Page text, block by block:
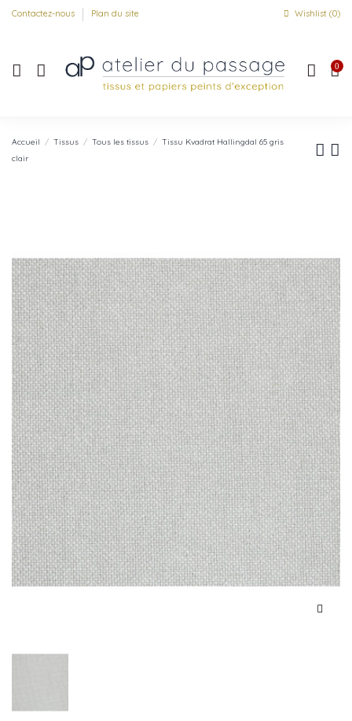
Contactez-nous Plan du site Wishlist (0)
0
Accueil Tissus Tous les tissus
Tissu Kvadrat Hallingdal 65 gris
clair